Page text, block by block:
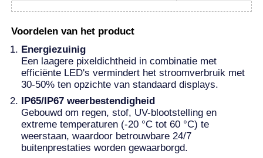
Drone vliegende LED-scherm
Holografisch led-scherm
LED -roosterscherm
Transparant beeldscherm
Voordelen van het product
Energiezuinig
Een laagere pixeldichtheid in combinatie met
efficiënte LED's vermindert het stroomverbruik met
30-50% ten opzichte van standaard displays.
IP65/IP67 weerbestendigheid
Gebouwd om regen, stof, UV-blootstelling en
extreme temperaturen (-20 °C tot 60 °C) te
weerstaan, waardoor betrouwbare 24/7
buitenprestaties worden gewaarborgd.